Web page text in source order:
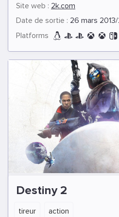
Site web : 2k.com
Date de sortie : 26 mars 2013/
Platforms
Destiny 2
tireur action